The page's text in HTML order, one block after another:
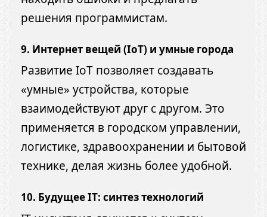
решения программистам.
9. Интернет вещей (IoT) и умные города
Развитие IoT позволяет создавать
«умные» устройства, которые
взаимодействуют друг с другом. Это
применяется в городском управлении,
логистике, здравоохранении и бытовой
технике, делая жизнь более удобной.
10. Будущее IT: синтез технологий